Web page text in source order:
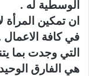
الوسطية له .
ان تمكين المرأة
في كافة الاعمال
التي وجدت بما
هي الفارق